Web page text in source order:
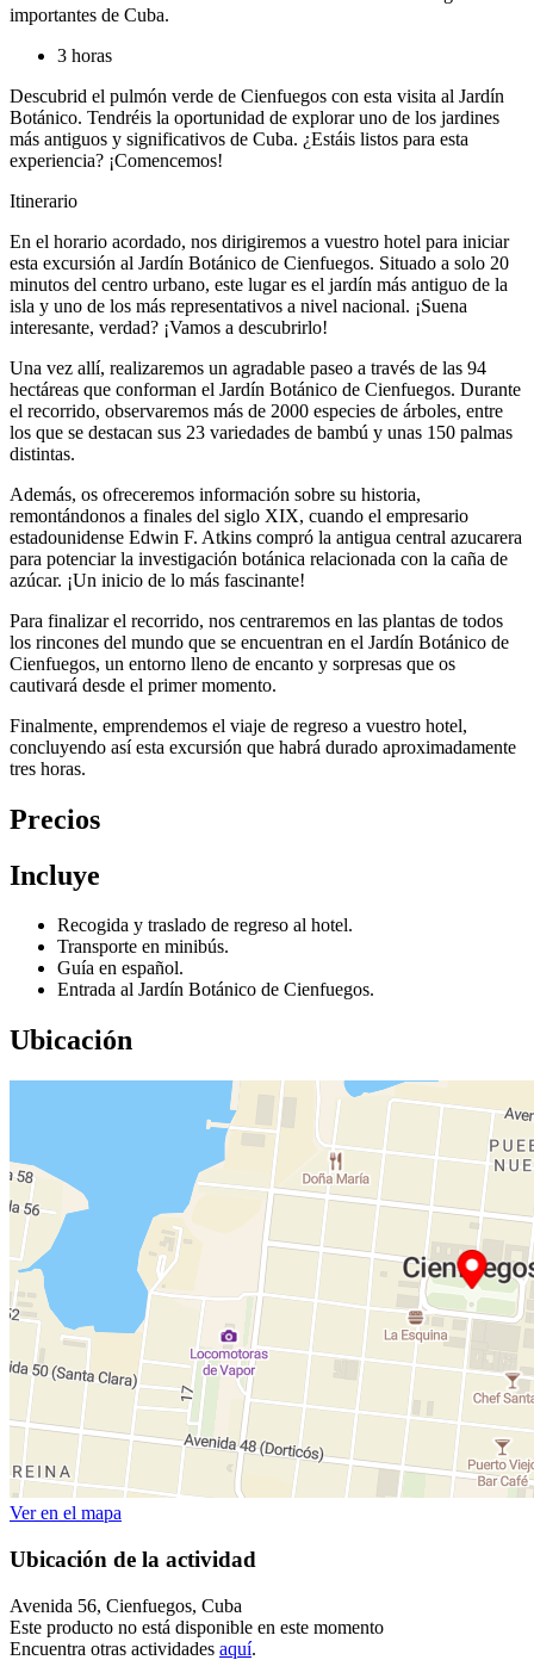
importantes de Cuba.
3 horas
Descubrid el pulmón verde de Cienfuegos con esta visita al Jardín
Botánico. Tendréis la oportunidad de explorar uno de los jardines
más antiguos y significativos de Cuba. ¿Estáis listos para esta
experiencia? ¡Comencemos!
Itinerario
En el horario acordado, nos dirigiremos a vuestro hotel para iniciar
esta excursión al Jardín Botánico de Cienfuegos. Situado a solo 20
minutos del centro urbano, este lugar es el jardín más antiguo de la
isla y uno de los más representativos a nivel nacional. ¡Suena
interesante, verdad? ¡Vamos a descubrirlo!
Una vez allí, realizaremos un agradable paseo a través de las 94
hectáreas que conforman el Jardín Botánico de Cienfuegos. Durante
el recorrido, observaremos más de 2000 especies de árboles, entre
los que se destacan sus 23 variedades de bambú y unas 150 palmas
distintas.
Además, os ofreceremos información sobre su historia,
remontándonos a finales del siglo XIX, cuando el empresario
estadounidense Edwin F. Atkins compró la antigua central azucarera
para potenciar la investigación botánica relacionada con la caña de
azúcar. ¡Un inicio de lo más fascinante!
Para finalizar el recorrido, nos centraremos en las plantas de todos
los rincones del mundo que se encuentran en el Jardín Botánico de
Cienfuegos, un entorno lleno de encanto y sorpresas que os
cautivará desde el primer momento.
Finalmente, emprendemos el viaje de regreso a vuestro hotel,
concluyendo así esta excursión que habrá durado aproximadamente
tres horas.
Precios
Incluye
Recogida y traslado de regreso al hotel.
Transporte en minibús.
Guía en español.
Entrada al Jardín Botánico de Cienfuegos.
Ubicación
Ver en el mapa
Ubicación de la actividad
Avenida 56, Cienfuegos, Cuba
Este producto no está disponible en este momento
Encuentra otras actividades aquí.